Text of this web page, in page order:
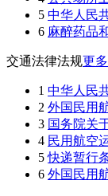
5 中华人民
6 麻醉药品
交通法律法规更
1 中华人民
2 外国民用
3 国务院关
4 民用航空
5 快递暂行
6 外国民用